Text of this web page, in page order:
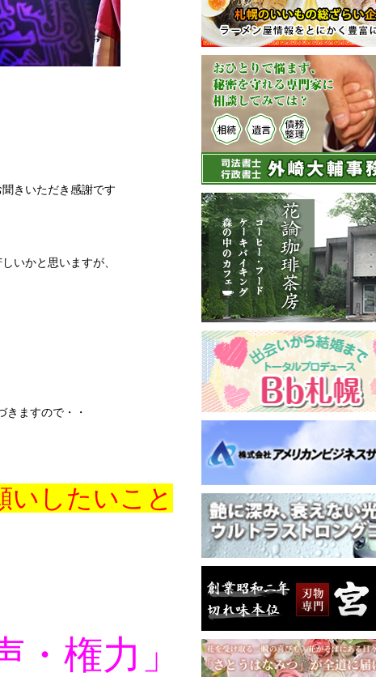
きいただき感謝です
いかと思いますが、
きますので・・
いしたいこと
・権力」